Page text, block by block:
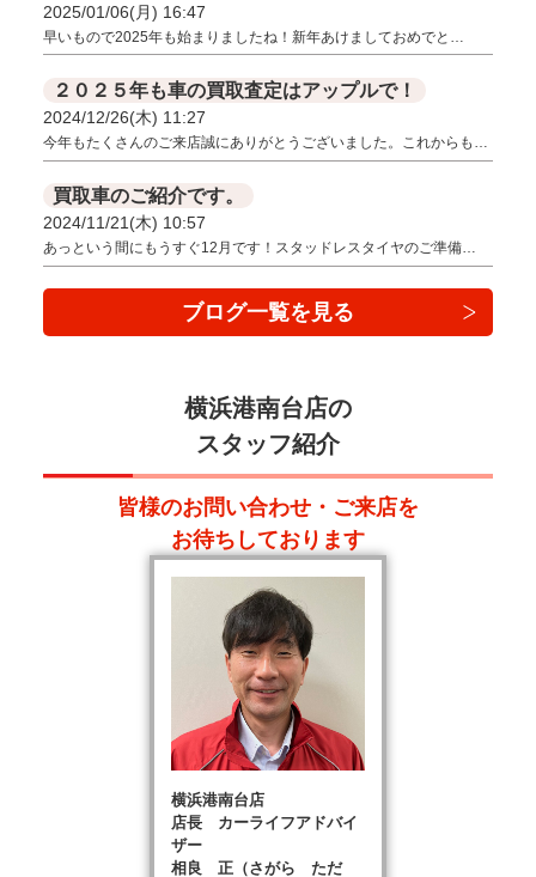
2025/01/06(月) 16:47
早いもので2025年も始まりましたね！新年あけましておめでと…
２０２５年も車の買取査定はアップルで！
2024/12/26(木) 11:27
今年もたくさんのご来店誠にありがとうございました。これからも…
買取車のご紹介です。
2024/11/21(木) 10:57
あっという間にもうすぐ12月です！スタッドレスタイヤのご準備…
ブログ一覧を見る
横浜港南台店の
スタッフ紹介
皆様のお問い合わせ・ご来店を
お待ちしております
横浜港南台店
店長 カーライフアドバイ
ザー
相良 正（さがら ただ